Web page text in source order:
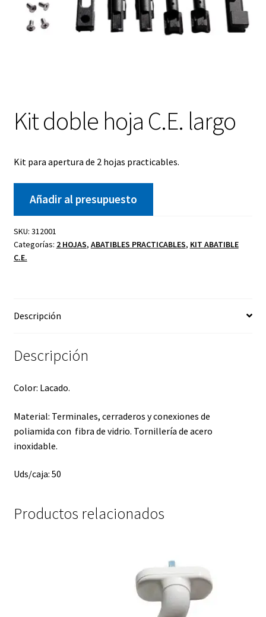
Kit doble hoja C.E. largo
Kit para apertura de 2 hojas practicables.
Añadir al presupuesto
SKU: 312001
Categorías: 2 HOJAS, ABATIBLES PRACTICABLES, KIT ABATIBLE
C.E.
Descripción
Descripción
Color: Lacado.
Material: Terminales, cerraderos y conexiones de
poliamida con fibra de vidrio. Tornillería de acero
inoxidable.
Uds/caja: 50
Productos relacionados